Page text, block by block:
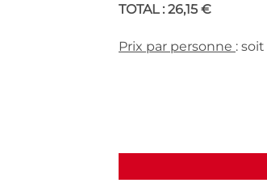
TOTAL : 26,15 €
Prix par personne :